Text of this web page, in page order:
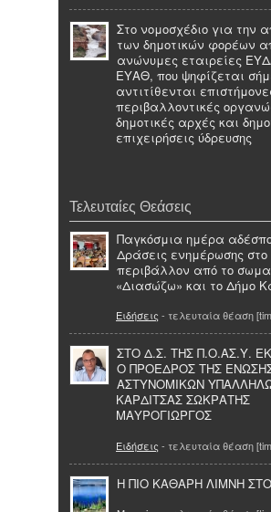
Στο νομοσχέδιο για την
των δημοτικών φορέων
ανώνυμες εταιρείες
ΕΥΑΘ, που ψηφίζεται
αντιτίθενται
περιβαλλοντικές
δημοτικές αρχές και
επιχειρήσεις ύδρευσης
Τελευταίες Θεάσεις
Παγκόσμια ημέρα
Δράσεις ενημέρωσης στο
περιβάλλον από το
«Διασώζω» και το Δήμο
Ειδήσεις - τελευταία θέαση
ΣΤΟ Δ.Σ. ΤΗΣ Π.Ο.ΑΣ.Υ.
O ΠΡΟΕΔΡΟΣ ΤΗΣ
ΑΣΤΥΝΟΜΙΚΩΝ
ΚΑΡΔΙΤΣΑΣ ΣΩΚΡΑΤΗΣ
ΜΑΥΡΟΓΙΩΡΓΟΣ
Ειδήσεις - τελευταία θέαση
Η ΠΙΟ ΚΑΘΑΡΗ ΛΙΜΝΗ